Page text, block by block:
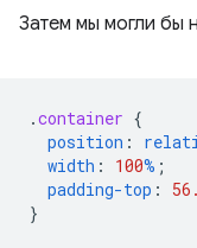
Затем мы могли бы
.container {
position :
width : 100% ;
padding-top :
}